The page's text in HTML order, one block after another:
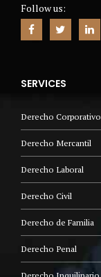
Follow us:
SERVICES
Derecho Corporativo
Derecho Mercantil
Derecho Laboral
Derecho Civil
Derecho de Familia
Derecho Penal